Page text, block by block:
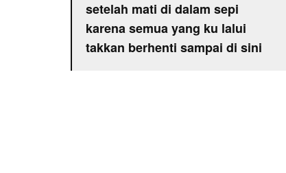
setelah mati di dalam sepi
karena semua yang ku lalui
takkan berhenti sampai di sini